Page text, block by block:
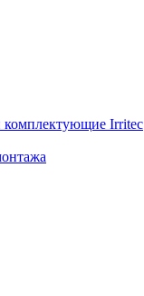
комплектующие Irritec